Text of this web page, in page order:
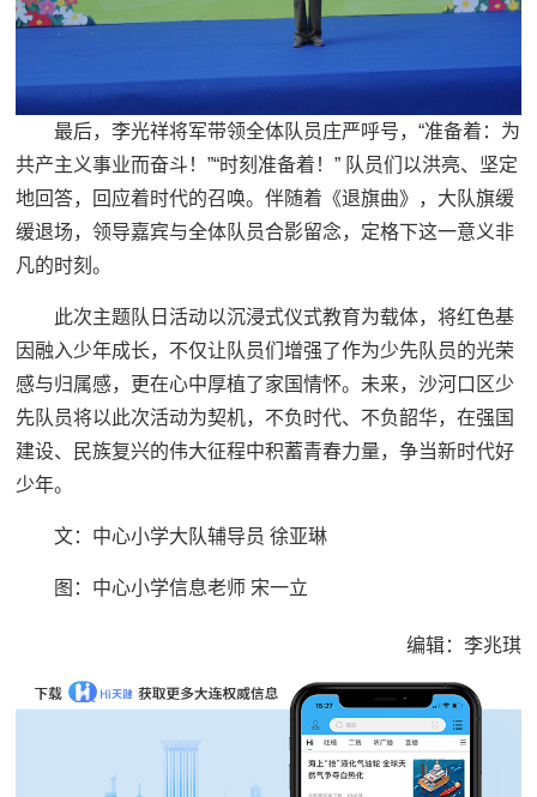
最后，李光祥将军带领全体队员庄严呼号，“准备着：为
共产主义事业而奋斗！”“时刻准备着！” 队员们以洪亮、坚定
地回答，回应着时代的召唤。伴随着《退旗曲》，大队旗缓
缓退场，领导嘉宾与全体队员合影留念，定格下这一意义非
凡的时刻。
此次主题队日活动以沉浸式仪式教育为载体，将红色基
因融入少年成长，不仅让队员们增强了作为少先队员的光荣
感与归属感，更在心中厚植了家国情怀。未来，沙河口区少
先队员将以此次活动为契机，不负时代、不负韶华，在强国
建设、民族复兴的伟大征程中积蓄青春力量，争当新时代好
少年。
文：中心小学大队辅导员 徐亚琳
图：中心小学信息老师 宋一立
编辑：李兆琪